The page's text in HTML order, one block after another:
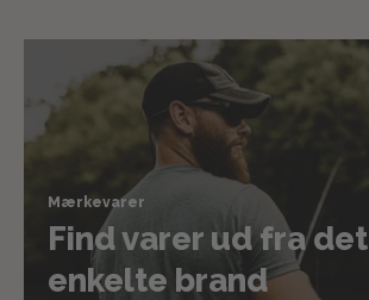
Mærkevarer
Find varer ud fra det
enkelte brand